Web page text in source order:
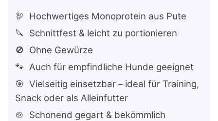
🦃 Hochwertiges Monoprotein aus Pute
🔪 Schnittfest & leicht zu portionieren
🚫 Ohne Gewürze
🐾 Auch für empfindliche Hunde geeignet
🎯 Vielseitig einsetzbar – ideal für Training,
Snack oder als Alleinfutter
🍲 Schonend gegart & bekömmlich